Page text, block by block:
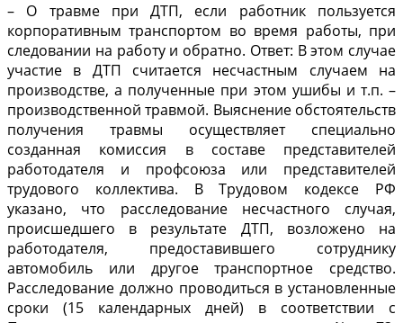
– О травме при ДТП, если работник пользуется
корпоративным транспортом во время работы, при
следовании на работу и обратно. Ответ: В этом случае
участие в ДТП считается несчастным случаем на
производстве, а полученные при этом ушибы и т.п. –
производственной травмой. Выяснение обстоятельств
получения травмы осуществляет специально
созданная комиссия в составе представителей
работодателя и профсоюза или представителей
трудового коллектива. В Трудовом кодексе РФ
указано, что расследование несчастного случая,
происшедшего в результате ДТП, возложено на
работодателя, предоставившего сотруднику
автомобиль или другое транспортное средство.
Расследование должно проводиться в установленные
сроки (15 календарных дней) в соответствии с